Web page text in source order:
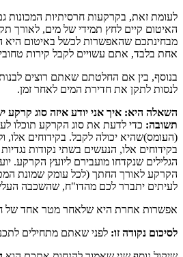
לעומת זאת, בקרקעות חרסיתיות
האיטום קיים לחץ תמידי של מים, לאורך
מבחינתכם שהאפשרות לכשל באיטום היא
אחת בלבד, אתם עשויים לקבל קירות
בנוסף, בין אם החלטתם שאתם רוצים
לנסות לתקן את חדירת המים לאחר זמן.
השאלה היא: איך אני יודע איזה סוג קרקע
תשובה: כדי לדעת את סוג הקרקע תוכלו
(העומס)שהיא יכולה לקבל. בקידוחים אלו,
בקידוחים אלו, הנעשים בשתי נקודות נגדיות במגרש שלכם, הקודח מוציא
הגלילים שנקדחו מועבירם ליועץ
הקרקע לאורך החתך (לכל עומק שמונת
לעיתים יתברר לכם מהדו"ח, שהשכבה העליונה של פני הקרקע בגובה של 1.5 מטר היא חולית, אולם מתחתיה קיימת
אפשרות אחרת היא שלאחר מטר אחד של
לסיכום נקודה זו: לפני שאתם מתחילים